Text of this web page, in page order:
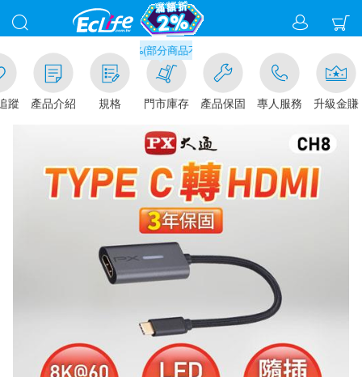
蹤 產品介紹 規格
滿千元門市取貨現折1%(部分商品不適用)-請點我看
門市庫存 產品保固 專人服務 升級金賺